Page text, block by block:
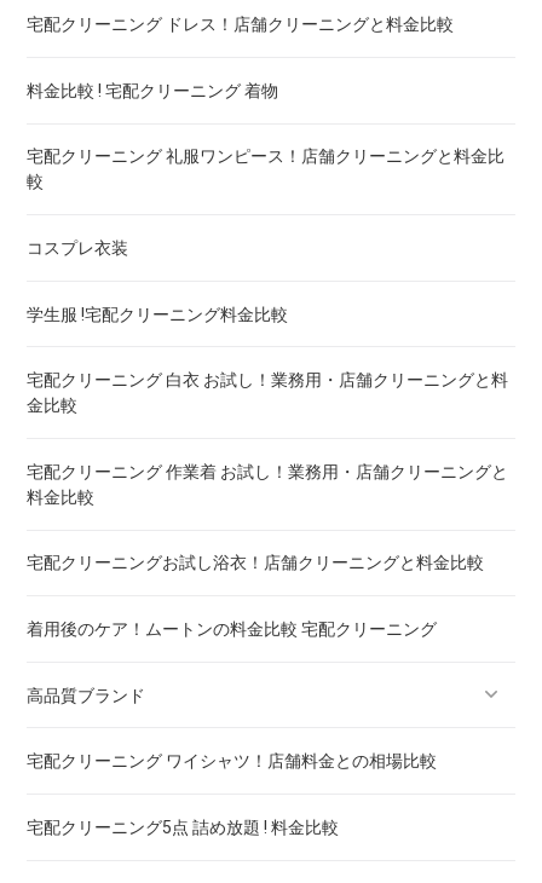
布団クリーニング 防ダニ加工 ! 効果と危険性
ゴアテックス 羽毛布団 クリーニング ! 料金ランキング
こたつ布団のクリーニング代 ! 料金比較
の違いも
トゥルースリーパー マットレスのクリーニング ! どこがいい
ウェイトブランケットの洗い方 ! 洗えないタイプの対処法も
重い布団の洗い方 ! 洗えないタイプの対処法も
宅配クリーニング ドレス！店舗クリーニングと料金比較
料金比較 ! 宅配クリーニング 着物
宅配クリーニング 礼服ワンピース！店舗クリーニングと料金比
較
コスプレ衣装
学生服 !宅配クリーニング料金比較
宅配クリーニング 白衣 お試し！業務用・店舗クリーニングと料
金比較
宅配クリーニング 作業着 お試し！業務用・店舗クリーニングと
料金比較
宅配クリーニングお試し浴衣！店舗クリーニングと料金比較
着用後のケア！ムートンの料金比較 宅配クリーニング
高品質ブランド
ブランドスーツ！宅配クリーニング 高品質 料金 比較
ブランドコート！宅配クリーニング 高品質 料金 比較
宅配クリーニング ワイシャツ！店舗料金との相場比較
宅配クリーニング5点 詰め放題 ! 料金比較